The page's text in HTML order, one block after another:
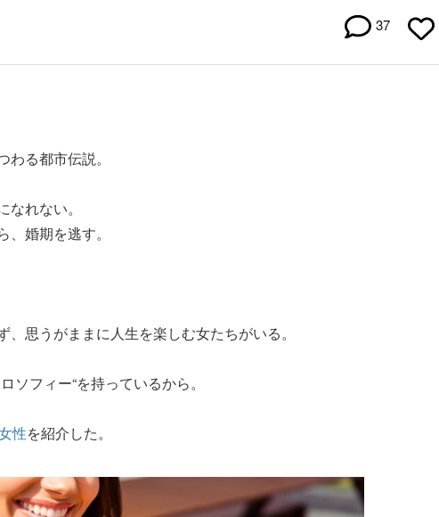
37
る都市伝説。
れない。
婚期を逃す。
思うがままに人生を楽しむ女たちがいる。
ソフィー“を持っているから。
性を紹介した。